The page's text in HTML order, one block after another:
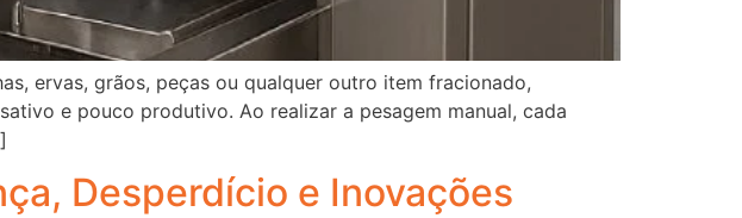
ervas, grãos, peças ou qualquer outro item fracionado,
e pouco produtivo. Ao realizar a pesagem manual, cada
Desperdício e Inovações